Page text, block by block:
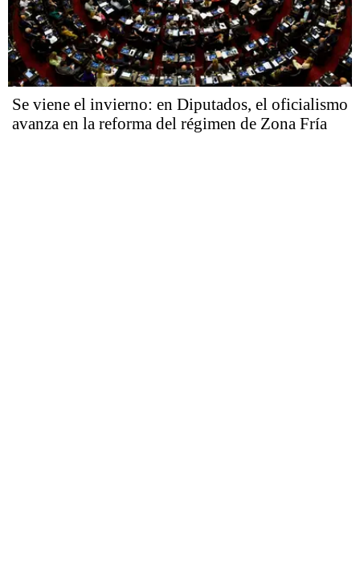
Se viene el invierno: en Diputados, el oficialismo
avanza en la reforma del régimen de Zona Fría